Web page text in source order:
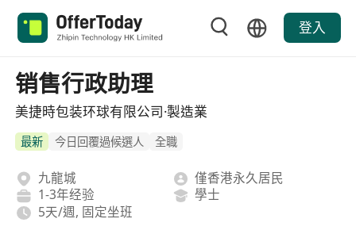
登入
销售行政助理
美捷時包装环球有限公司·製造業
最新 今日回覆過候選人 全職
九龍城
僅香港永久居民
1-3年经验
學士
5天/週, 固定坐班